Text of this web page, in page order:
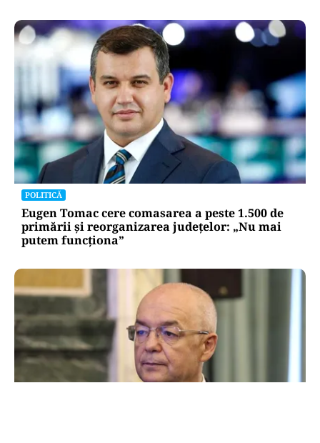
POLITICĂ
Eugen Tomac cere comasarea a peste 1.500 de
primării și reorganizarea județelor: „Nu mai
putem funcționa”